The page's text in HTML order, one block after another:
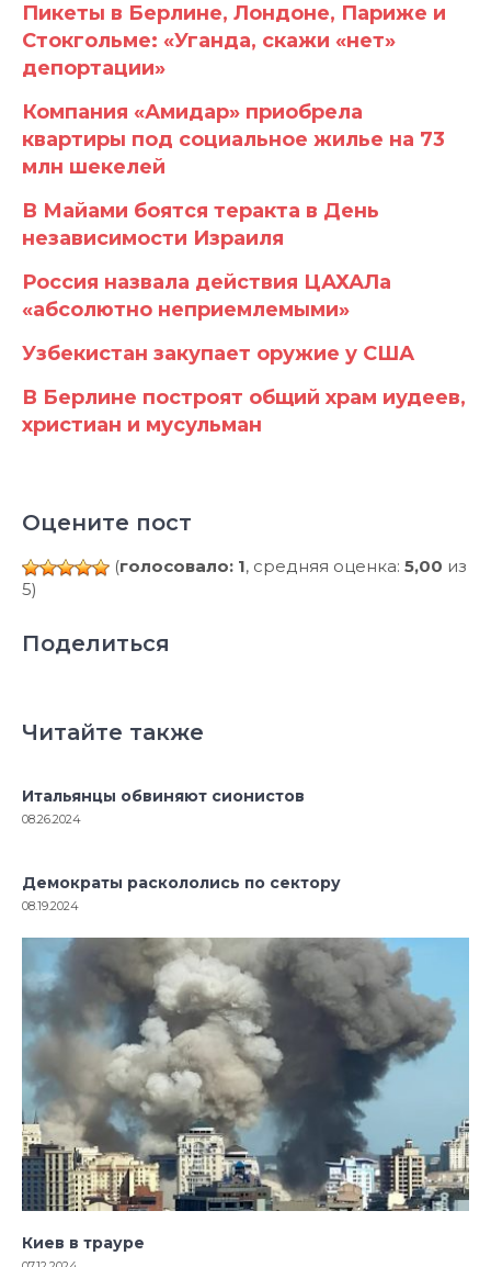
Пикеты в Берлине, Лондоне, Париже и
Стокгольме: «Уганда, скажи «нет»
депортации»
Компания «Амидар» приобрела
квартиры под социальное жилье на 73
млн шекелей
В Майами боятся теракта в День
независимости Израиля
Россия назвала действия ЦАХАЛа
«абсолютно неприемлемыми»
Узбекистан закупает оружие у США
В Берлине построят общий храм иудеев,
христиан и мусульман
Оцените пост
(голосовало: 1, средняя оценка: 5,00 из
5)
Поделиться
Читайте также
Итальянцы обвиняют сионистов
08.26.2024
Демократы раскололись по сектору
08.19.2024
Киев в трауре